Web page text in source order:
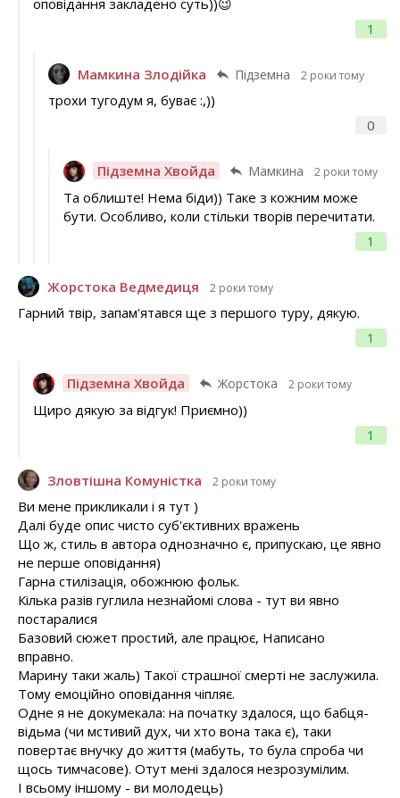
1
Мамкина Злодійка Підземна 2 роки тому
0
трохи тугодум я, буває :,))
Підземна Хвойда Мамкина 2 роки тому
1
Та облиште! Нема біди)) Таке з кожним може
бути. Особливо, коли стільки творів перечитати.
Жорстока Ведмедиця 2 роки тому
1
Гарний твір, запам'ятався ще з першого туру, дякую.
Підземна Хвойда Жорстока 2 роки тому
1
Щиро дякую за відгук! Приємно))
Зловтішна Комуністка 2 роки тому
Ви мене прикликали і я тут )
Далі буде опис чисто суб'єктивних вражень
Що ж, стиль в автора однозначно є, припускаю, це явно
не перше оповідання)
Гарна стилізація, обожнюю фольк.
Кілька разів гуглила незнайомі слова - тут ви явно
постаралися
Базовий сюжет простий, але працює, Написано
вправно.
Марину таки жаль) Такої страшної смерті не заслужила.
Тому емоційно оповідання чіпляє.
Одне я не докумекала: на початку здалося, що бабця-
відьма (чи мстивий дух, чи хто вона така є), таки
повертає внучку до життя (мабуть, то була спроба чи
щось тимчасове). Отут мені здалося незрозумілим.
І всьому іншому - ви молодець)